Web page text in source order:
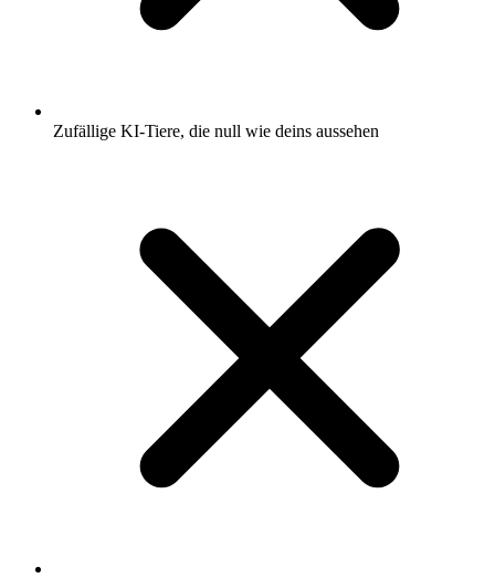
Zufällige KI-Tiere, die null wie deins aussehen